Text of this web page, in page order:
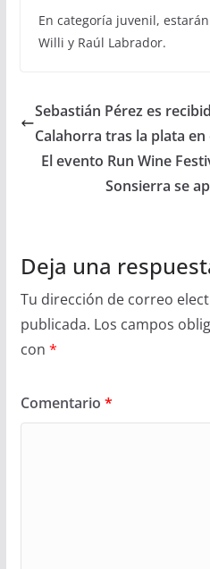
En categoría juvenil,
Willi y Raúl Labrador.
Sebastián Pérez es
Calahorra tras la plata en
El evento Run Wine
Sonsierra se
Deja una
Tu dirección de correo
publicada. Los campos
con *
Comentario *